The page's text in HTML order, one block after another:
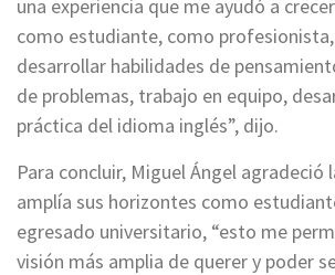
una experiencia que me ayudó a
como estudiante, como
desarrollar habilidades de
de problemas, trabajo en equipo,
práctica del idioma inglés”, dijo.
Para concluir, Miguel Ángel agradeció
amplía sus horizontes como
egresado universitario, “esto me
visión más amplia de querer y poder